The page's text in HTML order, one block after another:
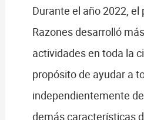
Durante el año 2022,
Razones desarrolló
actividades en toda la
propósito de ayudar a
independientemente
demás características